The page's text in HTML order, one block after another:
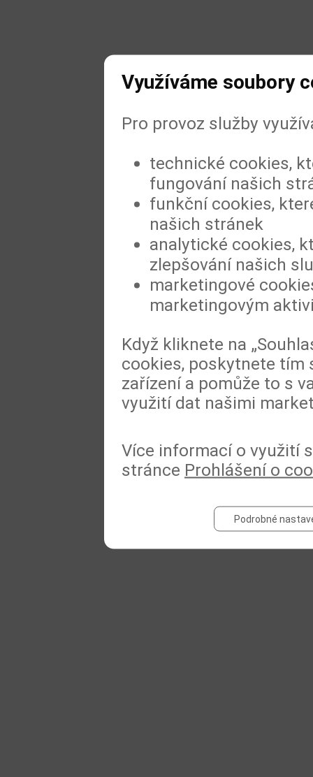
Využíváme soubory
Pro provoz služby
technické cookies,
fungování našich
funkční cookies,
našich stránek
analytické cookies,
zlepšování našich
marketingové
marketingovým
Když kliknete na
cookies, poskytnete tím
zařízení a pomůže to s
využití dat našimi
Více informací o využití
stránce Prohlášení o
Podrobné